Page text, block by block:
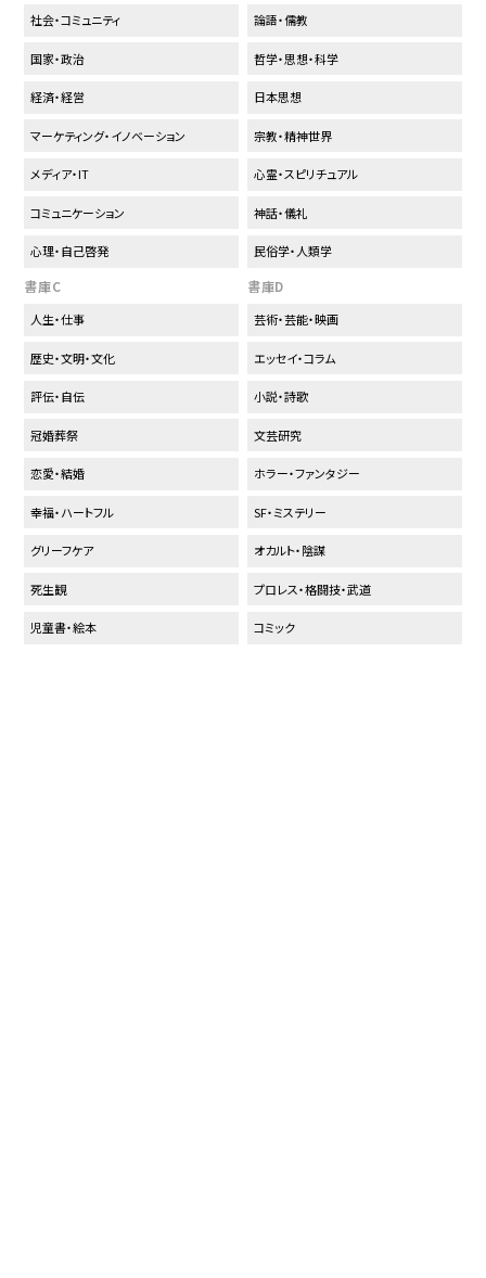
社会・コミュニティ
国家・政治
経済・経営
マーケティング・イノベーション
メディア・IT
コミュニケーション
心理・自己啓発
論語・儒教
哲学・思想・科学
日本思想
宗教・精神世界
心霊・スピリチュアル
神話・儀礼
民俗学・人類学
書庫C
人生・仕事
歴史・文明・文化
評伝・自伝
冠婚葬祭
恋愛・結婚
幸福・ハートフル
グリーフケア
死生観
児童書・絵本
書庫D
芸術・芸能・映画
エッセイ・コラム
小説・詩歌
文芸研究
ホラー・ファンタジー
SF・ミステリー
オカルト・陰謀
プロレス・格闘技・武道
コミック